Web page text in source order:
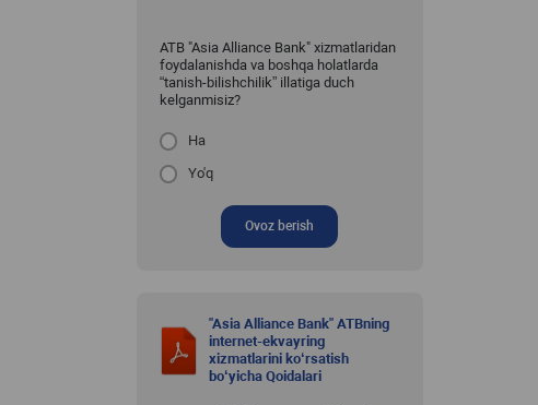
ATB "Asia Alliance Bank" xizmatlaridan
foydalanishda va boshqa holatlarda
“tanish-bilishchilik” illatiga duch
kelganmisiz?
Ha
Yo'q
Ovoz berish
"Asia Alliance Bank" ATBning
internet-ekvayring
xizmatlarini ko‘rsatish
bo‘yicha Qoidalari